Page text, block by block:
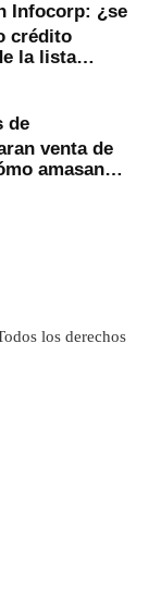
Infocorp: ¿se
crédito
la lista
de
venta de
amasan
los derechos